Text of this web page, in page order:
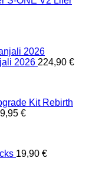
2026 224,90 €
Rebirth
9,95 €
19,90 €